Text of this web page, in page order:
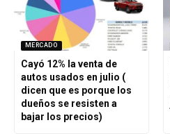
MERCADO
Cayó 12% la venta de
autos usados en julio (
dicen que es porque los
dueños se resisten a
bajar los precios)